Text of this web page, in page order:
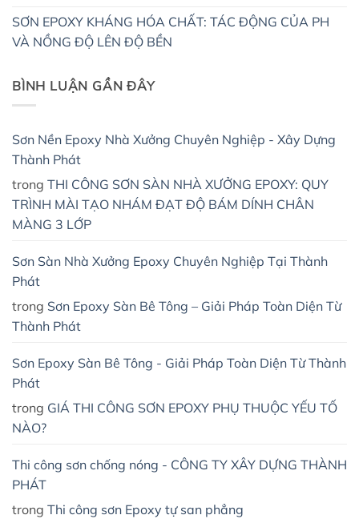
SƠN EPOXY KHÁNG HÓA CHẤT: TÁC ĐỘNG CỦA PH
VÀ NỒNG ĐỘ LÊN ĐỘ BỀN
BÌNH LUẬN GẦN ĐÂY
Sơn Nền Epoxy Nhà Xưởng Chuyên Nghiệp - Xây Dựng
Thành Phát
trong THI CÔNG SƠN SÀN NHÀ XƯỞNG EPOXY: QUY
TRÌNH MÀI TẠO NHÁM ĐẠT ĐỘ BÁM DÍNH CHÂN
MÀNG 3 LỚP
Sơn Sàn Nhà Xưởng Epoxy Chuyên Nghiệp Tại Thành
Phát
trong Sơn Epoxy Sàn Bê Tông – Giải Pháp Toàn Diện Từ
Thành Phát
Sơn Epoxy Sàn Bê Tông - Giải Pháp Toàn Diện Từ Thành
Phát
trong GIÁ THI CÔNG SƠN EPOXY PHỤ THUỘC YẾU TỐ
NÀO?
Thi công sơn chống nóng - CÔNG TY XÂY DỰNG THÀNH
PHÁT
trong Thi công sơn Epoxy tự san phẳng